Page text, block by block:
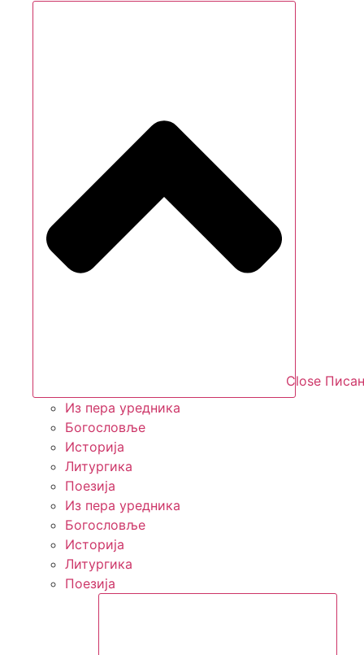
Close
Из пера уредника
Богословље
Историја
Литургика
Поезија
Из пера уредника
Богословље
Историја
Литургика
Поезија